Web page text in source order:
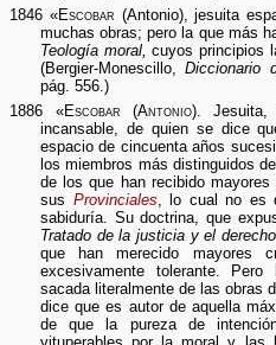
1846 «Escobar (Antonio), jesuita
muchas obras; pero la que más
Teología moral, cuyos principios
(Bergier-Monescillo,Diccionario
pág. 556.)
1886 «Escobar (Antonio). Jesuita,
incansable, de quien se dice
espacio de cincuenta años
los miembros más distinguidos
de los que han recibido
sus Provinciales, lo cual no es
sabiduría. Su doctrina, que
Tratado de la justicia y el derecho
que han merecido mayores
excesivamente tolerante.
sacada literalmente de las obras
dice que es autor de aquella
de que la pureza de